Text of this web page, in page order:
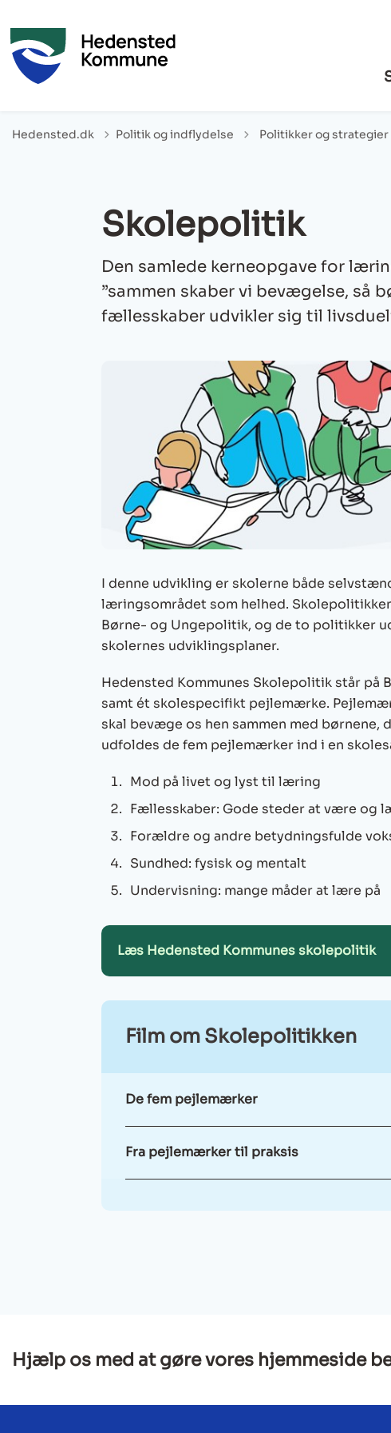
Hedensted.dk Politik og indflydelse Tilbage til
Politikker og strategier
Skolepolitik
Den samlede kerneopgave for
”sammen skaber vi bevægelse, så
fællesskaber udvikler sig til
I denne udvikling er skolerne både
læringsområdet som helhed.
Børne- og Ungepolitik, og de to politikker
skolernes udviklingsplaner.
Hedensted Kommunes Skolepolitik står
samt ét skolespecifikt pejlemærke.
skal bevæge os hen sammen med
udfoldes de fem pejlemærker ind i en
Mod på livet og lyst til læring
Fællesskaber: Gode steder at være og
Forældre og andre betydningsfulde
Sundhed: fysisk og mentalt
Undervisning: mange måder at lære på
Læs Hedensted Kommunes skolepolitik
Film om Skolepolitikken
De fem pejlemærker
Fra pejlemærker til praksis
Hjælp os med at gøre vores hjemmeside